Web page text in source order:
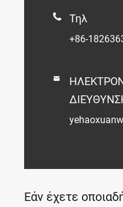
 Τηλ
+86-

Εάν έχετε